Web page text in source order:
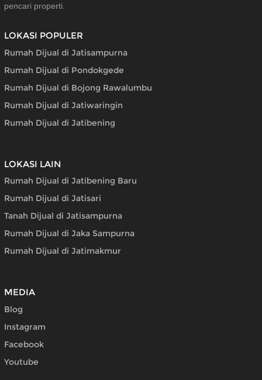
pencari properti.
LOKASI POPULER
Rumah Dijual di Jatisampurna
Rumah Dijual di Pondokgede
Rumah Dijual di Bojong Rawalumbu
Rumah Dijual di Jatiwaringin
Rumah Dijual di Jatibening
LOKASI LAIN
Rumah Dijual di Jatibening Baru
Rumah Dijual di Jatisari
Tanah Dijual di Jatisampurna
Rumah Dijual di Jaka Sampurna
Rumah Dijual di Jatimakmur
MEDIA
Blog
Instagram
Facebook
Youtube